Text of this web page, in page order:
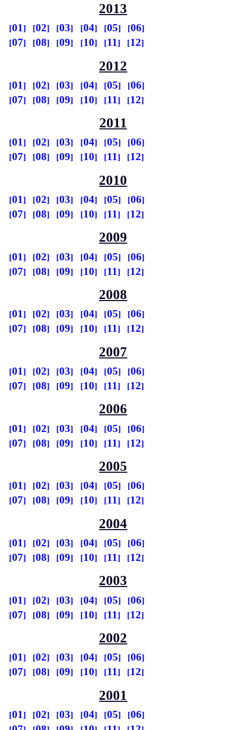
2013
01 02 03 04 05
06
07
08 09 10 11 12
2012
01 02 03 04 05
06
07
08 09 10 11 12
2011
01 02 03 04 05
06
07
08 09 10 11 12
2010
01 02 03 04 05
06
07
08 09 10 11 12
2009
01 02 03 04 05
06
07
08 09 10 11 12
2008
01 02 03 04 05
06
07
08 09 10 11 12
2007
01 02 03 04 05
06
07
08 09 10 11 12
2006
01 02 03 04 05
06
07
08 09 10 11 12
2005
01 02 03 04 05
06
07
08 09 10 11 12
2004
01 02 03 04 05
06
07
08 09 10 11 12
2003
01 02 03 04 05
06
07
08 09 10 11 12
2002
01 02 03 04 05
06
07
08 09 10 11 12
2001
01 02 03 04 05
06